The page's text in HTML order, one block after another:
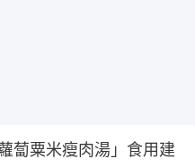
蔔粟米瘦肉湯」食用建